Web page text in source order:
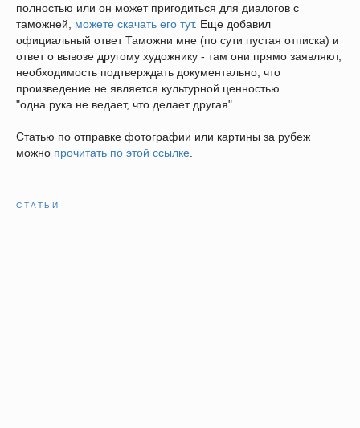
полностью или он может пригодиться для диалогов с
таможней, можете скачать его тут. Еще добавил
официальный ответ Таможни мне (по сути пустая отписка) и
ответ о вывозе другому художнику - там они прямо заявляют,
необходимость подтверждать документально, что
произведение не является культурной ценностью.
"одна рука не ведает, что делает другая".
Статью по отправке фотографии или картины за рубеж
можно прочитать по этой ссылке.
СТАТЬИ